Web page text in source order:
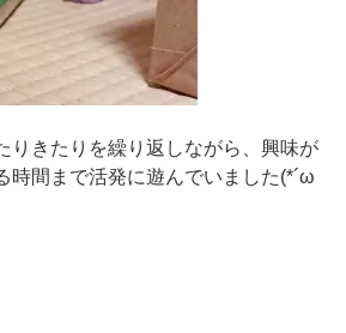
りきたりを繰り返しながら、興味が
時間まで活発に遊んでいました(*´ω